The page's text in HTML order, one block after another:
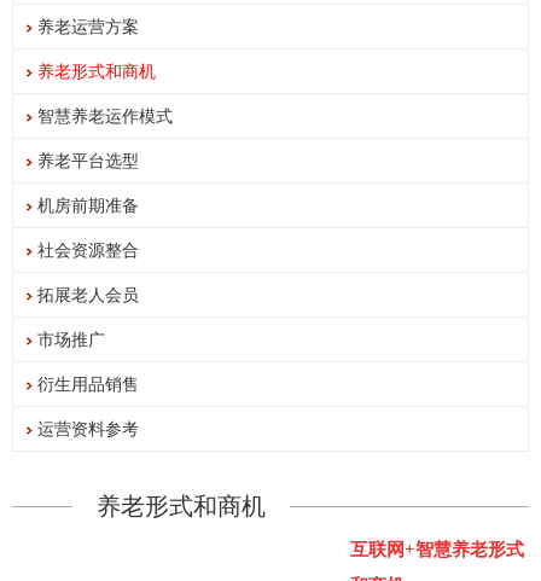
养老运营方案
养老形式和商机
智慧养老运作模式
养老平台选型
机房前期准备
社会资源整合
拓展老人会员
市场推广
衍生用品销售
运营资料参考
养老形式和商机
互联网+智慧养老形式